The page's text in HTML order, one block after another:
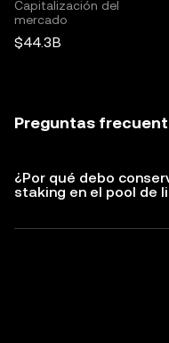
Capitalización del
mercado
$44.3B
Preguntas
¿Por qué debo
staking en el pool de